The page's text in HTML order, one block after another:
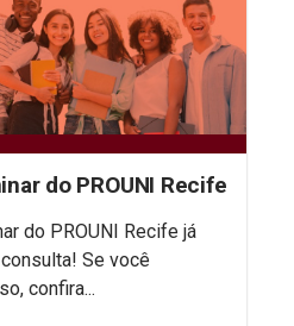
do PROUNI Recife
do PROUNI Recife já
Se você
confira...